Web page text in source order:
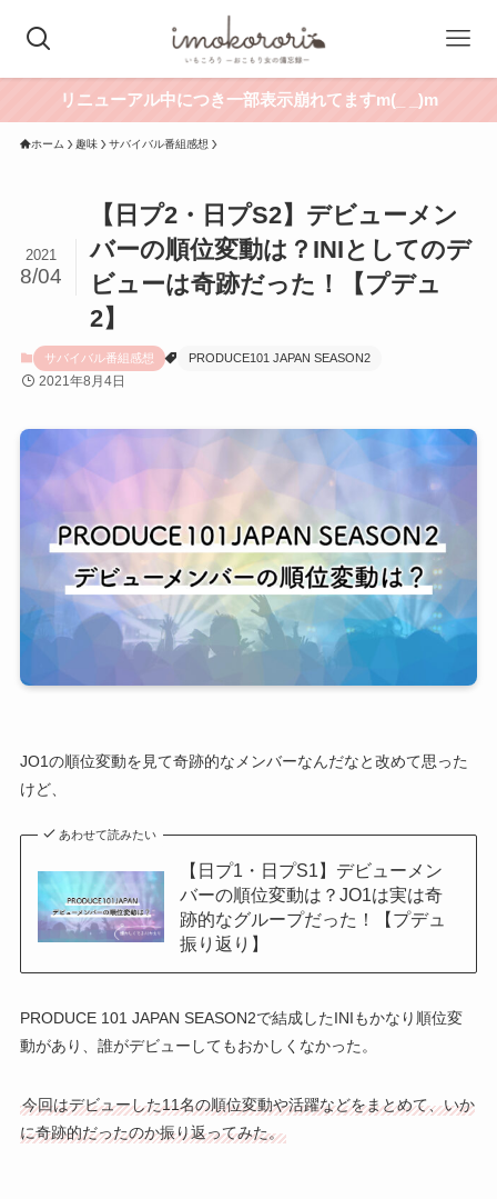
リニューアル中につき一部表示崩れてますm(_ _)m
ホーム 趣味 サバイバル番組感想
【日プ2・日プS2】デビューメン
バーの順位変動は？INIとしてのデ
ビューは奇跡だった！【プデュ
2】
2021
8/04
サバイバル番組感想 PRODUCE101 JAPAN SEASON2
2021年8月4日
JO1の順位変動を見て奇跡的なメンバーなんだなと改めて思った
けど、
あわせて読みたい
【日プ1・日プS1】デビューメン
バーの順位変動は？JO1は実は奇
跡的なグループだった！【プデュ
振り返り】
PRODUCE 101 JAPAN SEASON2で結成したINIもかなり順位変
動があり、誰がデビューしてもおかしくなかった。
今回はデビューした11名の順位変動や活躍などをまとめて、いか
に奇跡的だったのか振り返ってみた。